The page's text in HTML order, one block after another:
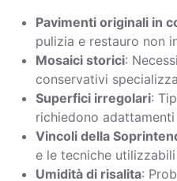
Pavimenti originali in
pulizia e restauro non
Mosaici storici:
conservativi
Superfici irregolari:
richiedono
Vincoli della
e le tecniche utilizzabili
Umidità di risalita: